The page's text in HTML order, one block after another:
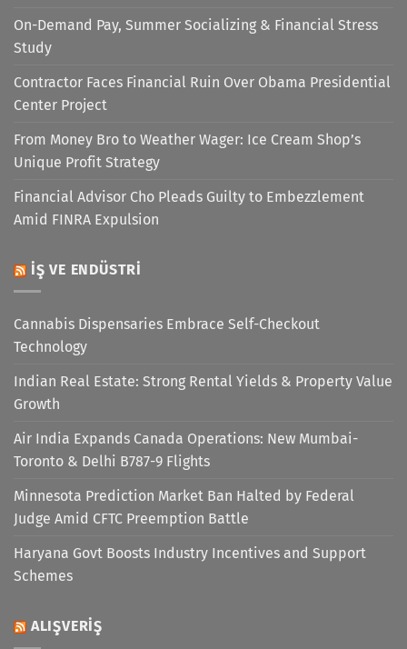
On-Demand Pay, Summer Socializing & Financial Stress
Study
Contractor Faces Financial Ruin Over Obama Presidential
Center Project
From Money Bro to Weather Wager: Ice Cream Shop’s
Unique Profit Strategy
Financial Advisor Cho Pleads Guilty to Embezzlement
Amid FINRA Expulsion
İŞ VE ENDÜSTRI
Cannabis Dispensaries Embrace Self-Checkout
Technology
Indian Real Estate: Strong Rental Yields & Property Value
Growth
Air India Expands Canada Operations: New Mumbai-
Toronto & Delhi B787-9 Flights
Minnesota Prediction Market Ban Halted by Federal
Judge Amid CFTC Preemption Battle
Haryana Govt Boosts Industry Incentives and Support
Schemes
ALIŞVERIŞ